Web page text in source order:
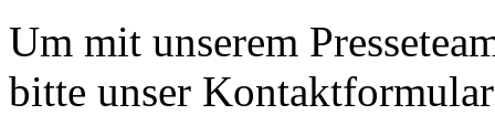
Um mit unserem
bitte unser